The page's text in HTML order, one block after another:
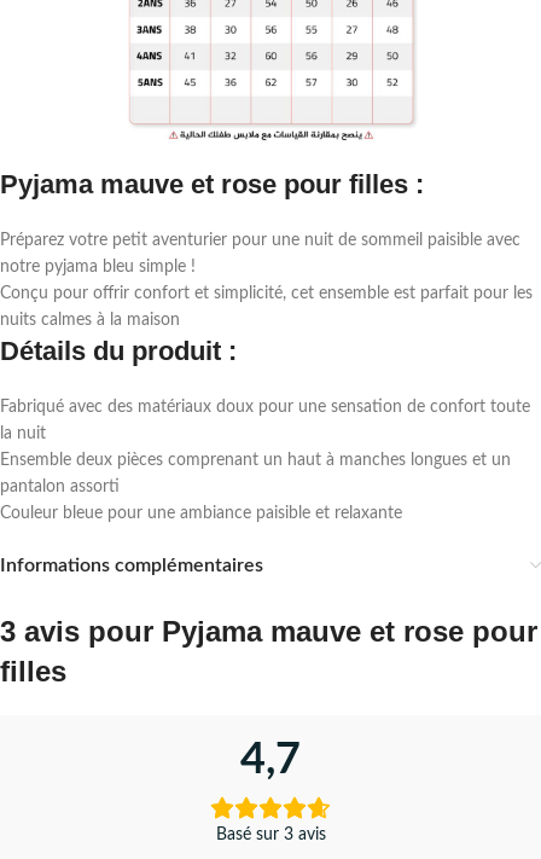
Pyjama mauve et rose pour filles :
Préparez votre petit aventurier pour une nuit de sommeil paisible avec
notre pyjama bleu simple !
Conçu pour offrir confort et simplicité, cet ensemble est parfait pour les
nuits calmes à la maison
Détails du produit :
Fabriqué avec des matériaux doux pour une sensation de confort toute
la nuit
Ensemble deux pièces comprenant un haut à manches longues et un
pantalon assorti
Couleur bleue pour une ambiance paisible et relaxante
Informations complémentaires
3 avis pour Pyjama mauve et rose pour
filles
4,7
Basé sur 3 avis